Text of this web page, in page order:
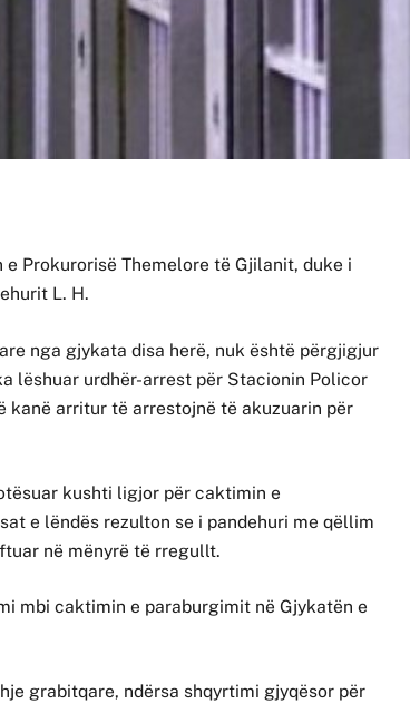
Prokurorisë Themelore të Gjilanit, duke i
L. H.
nga gjykata disa herë, nuk është përgjigjur
lëshuar urdhër-arrest për Stacionin Policor
kanë arritur të arrestojnë të akuzuarin për
kushti ligjor për caktimin e
e lëndës rezulton se i pandehuri me qëllim
në mënyrë të rregullt.
mbi caktimin e paraburgimit në Gjykatën e
grabitqare, ndërsa shqyrtimi gjyqësor për